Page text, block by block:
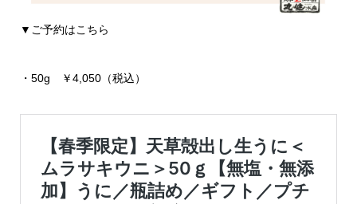
▼ご予約はこちら
・50g ￥4,050（税込）